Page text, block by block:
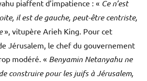
piaffent d’impatience : « Ce n’est
il est de gauche, peut-être centriste,
», vitupère Arieh King. Pour cet
Jérusalem, le chef du gouvernement
modéré. « Benyamin Netanyahu ne
construire pour les juifs à Jérusalem,